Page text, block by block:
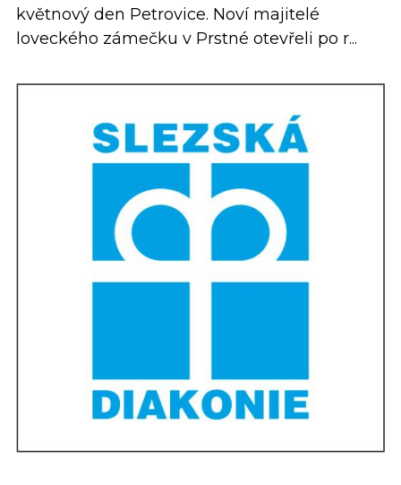
květnový den Petrovice. Noví majitelé
loveckého zámečku v Prstné otevřeli po r...